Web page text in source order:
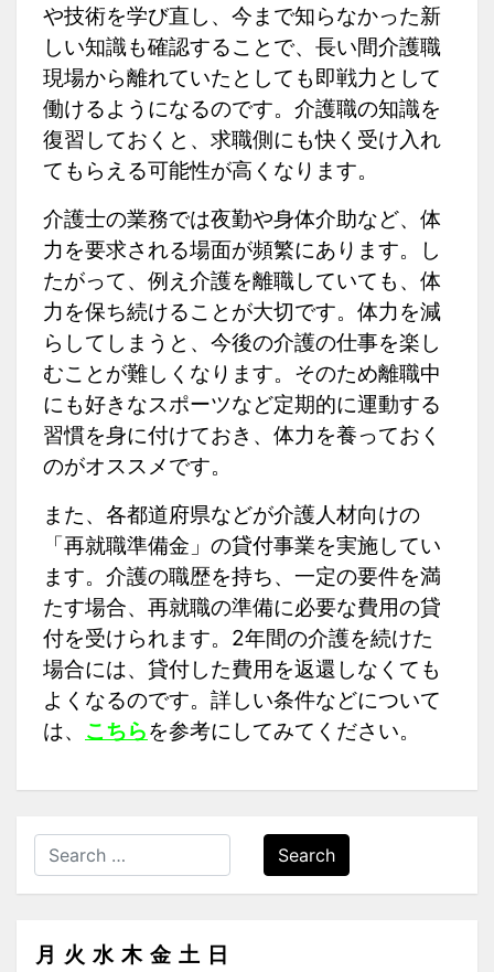
や技術を学び直し、今まで知らなかった新
しい知識も確認することで、長い間介護職
現場から離れていたとしても即戦力として
働けるようになるのです。介護職の知識を
復習しておくと、求職側にも快く受け入れ
てもらえる可能性が高くなります。
介護士の業務では夜勤や身体介助など、体
力を要求される場面が頻繁にあります。し
たがって、例え介護を離職していても、体
力を保ち続けることが大切です。体力を減
らしてしまうと、今後の介護の仕事を楽し
むことが難しくなります。そのため離職中
にも好きなスポーツなど定期的に運動する
習慣を身に付けておき、体力を養っておく
のがオススメです。
また、各都道府県などが介護人材向けの
「再就職準備金」の貸付事業を実施してい
ます。介護の職歴を持ち、一定の要件を満
たす場合、再就職の準備に必要な費用の貸
付を受けられます。2年間の介護を続けた
場合には、貸付した費用を返還しなくても
よくなるのです。詳しい条件などについて
は、 こちらを参考にしてみてください。
Search
月 火 水 木 金 土 日